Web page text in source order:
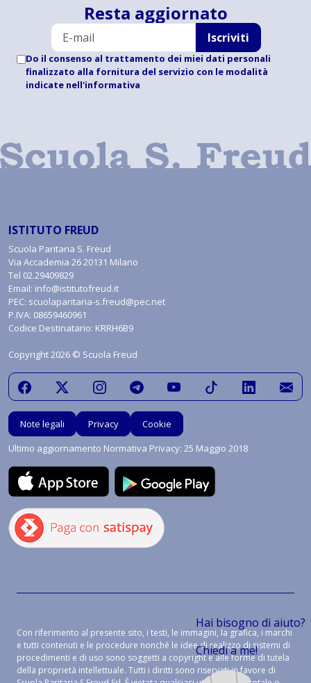
Hai bisogno di aiuto?
Chiedi a me!
Resta aggiornato
Iscriviti
Do il consenso al trattamento dei miei dati personali
finalizzato alla fornitura del servizio con le modalità
indicate nell'informativa
ISTITUTO FREUD
Scuola Paritaria S. Freud
Via Accademia 26 20131 Milano
Tel 02.29409829
Email: info@istitutofreud.it
PEC: scuolaparitaria-s.freud@pec.net
P.IVA: 08659460961
Codice Destinatario: KRRH6B9
Copyright 2026 © Scuola Freud
Note legali Privacy
Cookie
Ultimo aggiornamento Normativa Privacy: 25 Maggio 2018
Con riferimento al presente sito, i testi, le immagini, la grafica, i marchi
e tutti contenuti e le procedure nonché le idee di realizzo di sistemi di
procedimenti e di uso sono soggetti a copyright e alle forme di tutela
della proprietà intellettuale. Tutti i diritti sono riservati in favore di